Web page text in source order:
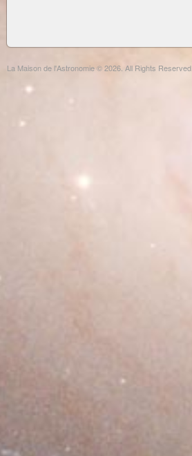
La Maison de l'Astronomie © 2026. All Rights Reserved.